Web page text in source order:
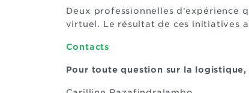
Deux professionnelles
virtuel. Le résultat de ces initiatives
Contacts
Pour toute question sur la logistique,